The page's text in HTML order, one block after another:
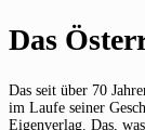
Das
Das seit über 70
im Laufe seiner
Eigenverlag. Das,